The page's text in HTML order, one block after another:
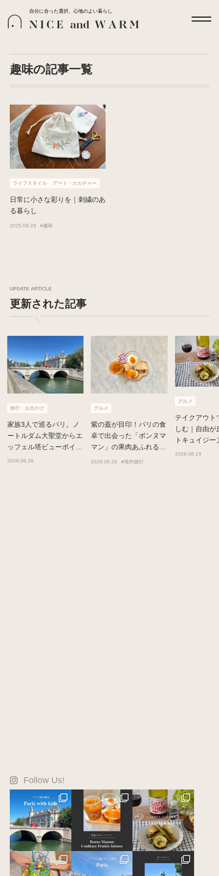
自分に合った選択、心地のよい暮らし
趣味の記事一覧
ライフスタイル アート・カルチャー
日常に小さな彩りを｜刺繍のあ
る暮らし
2025.09.29 #趣味
UPDATE ARTICLE
更新された記事
旅行・お出かけ
家族3人で巡るパリ。ノ
ートルダム大聖堂からエ
ッフェル塔ビューポイン
トまでの子連れお散歩
2026.06.28
グルメ
紫の蓋が目印！パリの食
卓で出会った「ボンヌマ
マン」の果肉あふれるピ
ーチジャム
2026.06.26 #海外旅行
グルメ
テイクアウト
しむ｜自由が
トキュイジー
ンチ惣菜
2026.06.19
Follow Us!